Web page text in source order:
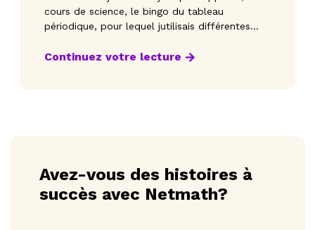
cours de science, le bingo du tableau
périodique, pour lequel jutilisais différentes
Continuez votre lecture
Avez-vous des histoires à
succès avec Netmath?